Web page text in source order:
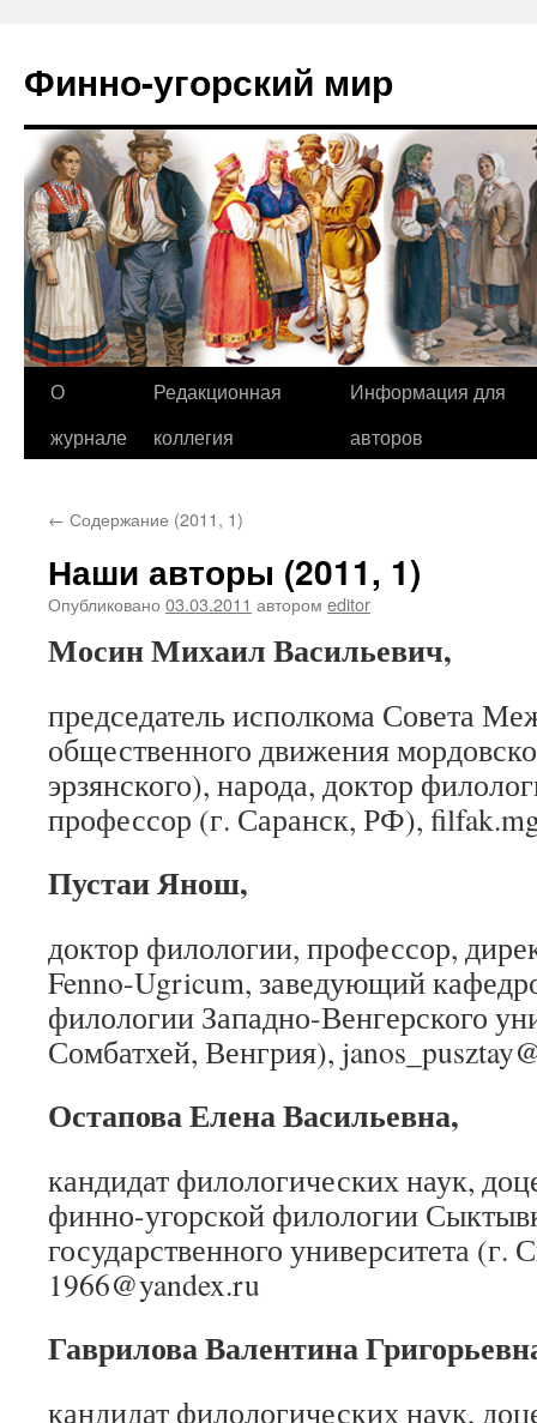
Финно-угорский мир
Перейти
О
журнале
Редакционная
коллегия
Информация для
авторов
← Содержание (2011, 1)
Наши авторы (2011, 1)
Опубликовано 03.03.2011 автором editor
Мосин МихаилВасильевич,
председатель исполкома Совета
общественного движения
эрзянского), народа, доктор
профессор (г. Саранск, РФ),
Пустаи Янош,
доктор филологии, профессор,
Fenno-Ugricum, заведующий
филологии Западно-Венгерского
Сомбатхей, Венгрия),
Остапова Елена Васильевна,
кандидат филологических наук,
финно-угорской филологии
государственного университета
1966@yandex.ru
Гаврилова Валентина
кандидат филологических наук,